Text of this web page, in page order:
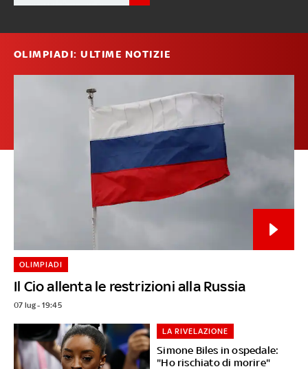
OLIMPIADI: ULTIME NOTIZIE
Il Cio allenta le restrizioni alla Russia
OLIMPIADI
07 lug - 19:45
Simone Biles in ospedale:
"Ho rischiato di morire"
LA RIVELAZIONE